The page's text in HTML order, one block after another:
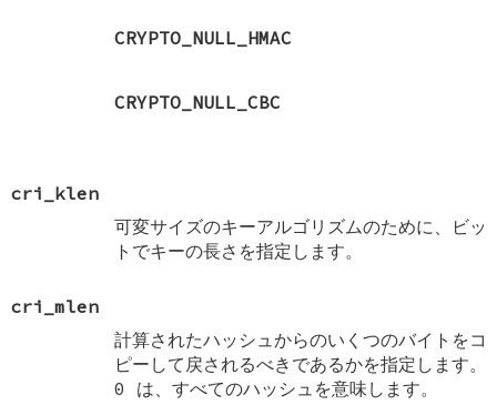
CRYPTO_NULL_HMAC
CRYPTO_NULL_CBC
cri_klen
可変サイズのキーアルゴリズムのために、ビッ
トでキーの長さを指定します。
cri_mlen
計算されたハッシュからのいくつのバイトをコ
ピーして戻されるべきであるかを指定します。
0 は、すべてのハッシュを意味します。